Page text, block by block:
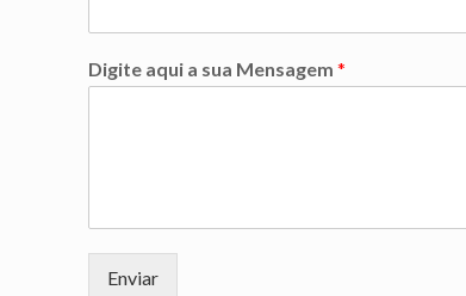
Digite aqui a sua Mensagem*
Enviar